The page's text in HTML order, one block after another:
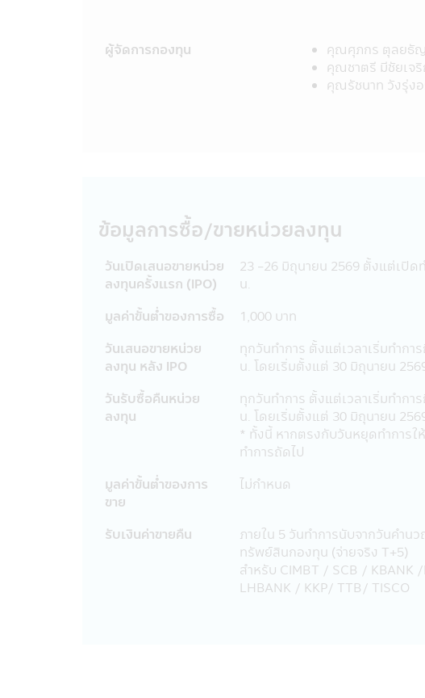
จัดการ หรือ บุคคลอื่น
19. การแก้ไขเปลี่ยนแปลง รายงาน ข้อความ ข้อ
มิได้รับอนุญาตจากบริษัทจัดการก่อน และเป็นผล
บริการซื้อสินค้า หรือดำเนินการใดๆ บริษัทจัดการ
ถูกต้องของข้อมูล หรือการเสนอให้บริการ หรือกา
แอปพลิเคชันผ่านโทรศัพท์มือถือนี้ บริษัทจัดการขอ
ตลาดหลักทรัพย์ พ.ศ. 2535 และบริษัทอาจจะยังมิ
ความถูกต้องครบถ้วนของข้อมูลดังกล่าว และ รับ
22. ผู้ลงทุนควรตรวจสอบให้แน่ใจว่าผู้ขายหน่วย
23. อัตราค่าธรรมเนียมการหักเงินลงทุนรายเดื
(Regular Saving Plan)
- ไม่คิดค่าบริการ สำหรับผู้ลงทุนที่มียอดเงินลง
- คิดค่าบริการ 10 บาท ต่อรายการ สำหรับผู้ลงทุ
ค่าบริการดังกล่าว มีผลตั้งแต่วันที่ 23 มีนาคม
24. ผู้ลงทุนโปรดศึกษาเงื่อนไขการลงทุนในกอง
ออมพิเศษ (SSFX) ซึ่งเป็นไปตามกฎกระทรวง ฉ
ควรเก็บหนังสือชี้ชวนไว้เป็นข้อมูล เพื่อใช้อ้างอิง
คำเตือนเฉพาะกองทุน
• ผู้ลงทุนไม่สามารถนำหน่วยลงทุนของกองทุนรว
• สำหรับการลงทุนในกองทุนรวมเพื่อการเลี้ยงชี
ลงทุน และเงื่อนไขที่กำหนดโดยกรมสรรพากรอย่
ลงทุนจะไม่ได้รับสิทธิประโยชน์ทางภาษี และ/หรื
สิทธิประโยชน์ทางภาษีที่เคยได้รับภายในกำหนดเ
เอกสารการลงทุนในกองทุนรวมถึงหลักฐาน เพื่อ
ในการยืนยันสิทธิประโยชน์ในทางภาษีของท่านห
ให้เข้าใจ หรือสอบถามรายละเอียดเพิ่มเติมได้ที่
ผู้จัดการกองทุน
คุณศุภกร ตุลยธัญ
คุณชาตรี มีชัยเจ
คุณรัชนาท วังรุ่ง
ข้อมูลการซื้อ/ขายหน่วยลงทุน
วันเปิดเสนอขายหน่วย
ลงทุนครั้งแรก (IPO)
23 -26 มิถุนายน 2569 ตั้งแต่เปิด
น.
มูลค่าขั้นตํ่าของการซื้อ
1,000 บาท
วันเสนอขายหน่วย
ลงทุน หลัง IPO
ทุกวันทำการ ตั้งแต่เวลาเริ่มทำกา
น. โดยเริ่มตั้งแต่ 30 มิถุนายน
วันรับซื้อคืนหน่วย
ลงทุน
ทุกวันทำการ ตั้งแต่เวลาเริ่มทำกา
น. โดยเริ่มตั้งแต่ 30 มิถุนายน
* ทั้งนี้ หากตรงกับวันหยุดทำการใ
ทำการถัดไป
มูลค่าขั้นตํ่าของการ
ขาย
ไม่กำหนด
รับเงินค่าขายคืน
ภายใน 5 วันทำการนับจากวันคำน
ทรัพย์สินกองทุน (จ่ายจริง T+5)
สำหรับ CIMBT / SCB / KBANK
LHBANK / KKP/ TTB/ TISCO